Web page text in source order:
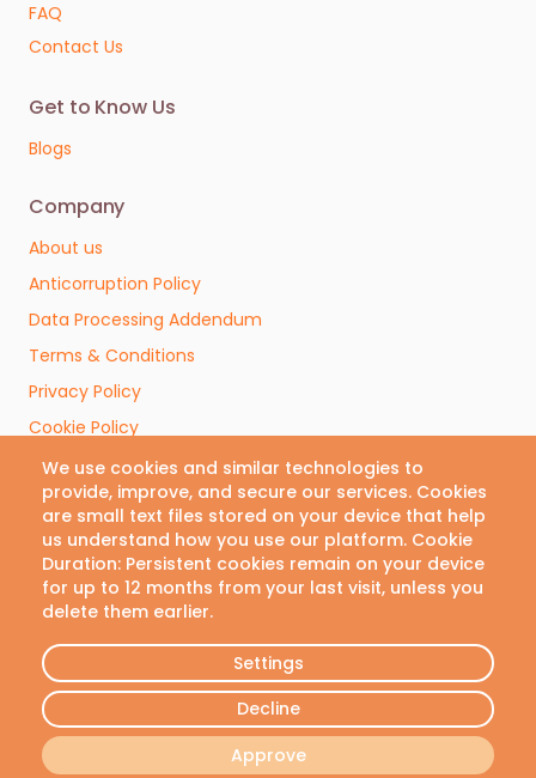
Book now
FAQ
Contact Us
Get to Know Us
Blogs
Company
About us
Anticorruption Policy
Data Processing Addendum
Terms & Conditions
Privacy Policy
Cookie Policy
Cookies Preferences
Follow Us
concerns.
Email
info@vivianlab.com
Phone
+30 21 1199 8304
We use cookies and similar technologies to
provide, improve, and secure our services. Cookies
are small text files stored on your device that help
us understand how you use our platform. Cookie
Duration: Persistent cookies remain on your device
for up to 12 months from your last visit, unless you
delete them earlier.
Settings
Decline
Approve